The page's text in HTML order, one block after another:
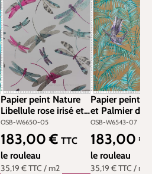
Papier peint Nature
Libellule rose irisé et
argenté - The
Wallpaper Collection
de Matthew
Williamson | Réf.
OSB-W6650-05
OSB-W6650-05
35,19 €TTC / m2
Prix régulier :
183,00 € TTC
le rouleau
Papier peint
et Palmier
violet - The
Wallpaper
de Matthew
Williamson |
OSB-W6543-
OSB-W6543-07
35,19 €TTC / m2
Prix régulier :
183,00 €
le rouleau